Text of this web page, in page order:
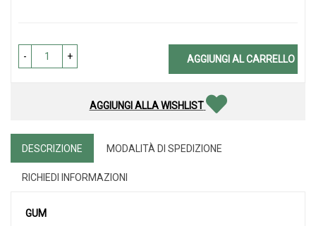
- + AGGIUNGI AL CARRELLO
AGGIUNGI ALLA WISHLIST
DESCRIZIONE MODALITÀ DI SPEDIZIONE
RICHIEDI INFORMAZIONI
GUM